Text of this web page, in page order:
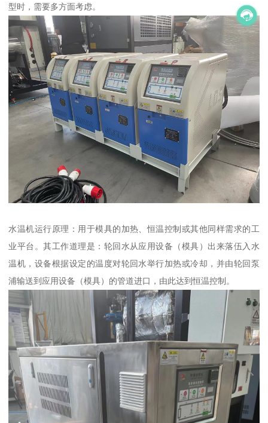
型时，需要多方面考虑。
水温机运行原理：用于模具的加热、恒温控制或其他同样需求的工
业平台。其工作道理是：轮回水从应用设备（模具）出来落伍入水
温机，设备根据设定的温度对轮回水举行加热或冷却，并由轮回泵
浦输送到应用设备（模具）的管道进口，由此达到恒温控制。